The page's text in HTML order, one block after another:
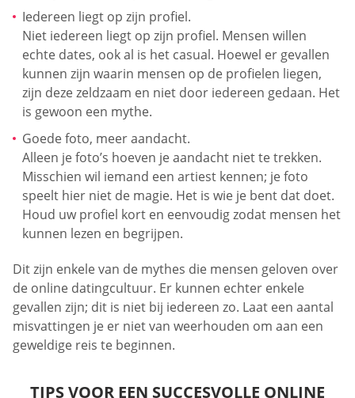
Iedereen liegt op zijn profiel.
Niet iedereen liegt op zijn profiel. Mensen willen
echte dates, ook al is het casual. Hoewel er gevallen
kunnen zijn waarin mensen op de profielen liegen,
zijn deze zeldzaam en niet door iedereen gedaan. Het
is gewoon een mythe.
Goede foto, meer aandacht.
Alleen je foto’s hoeven je aandacht niet te trekken.
Misschien wil iemand een artiest kennen; je foto
speelt hier niet de magie. Het is wie je bent dat doet.
Houd uw profiel kort en eenvoudig zodat mensen het
kunnen lezen en begrijpen.
Dit zijn enkele van de mythes die mensen geloven over
de online datingcultuur. Er kunnen echter enkele
gevallen zijn; dit is niet bij iedereen zo. Laat een aantal
misvattingen je er niet van weerhouden om aan een
geweldige reis te beginnen.
TIPS VOOR EEN SUCCESVOLLE ONLINE